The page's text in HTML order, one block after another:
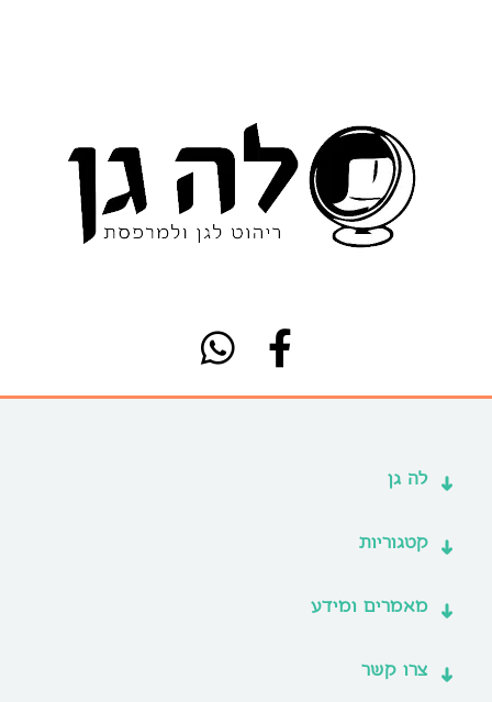
לה גן
קטגוריות
מאמרים ומידע
צרו קשר